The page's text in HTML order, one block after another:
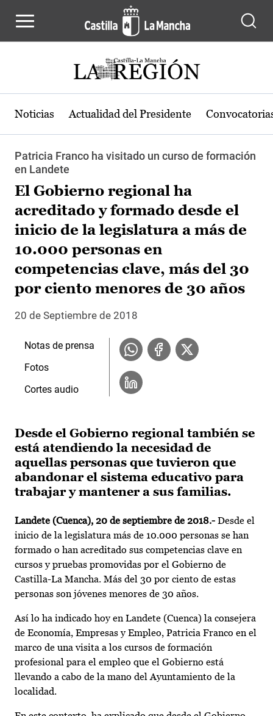
Noticias Actualidad del Presidente
Patricia Franco ha visitado un curso de formación
en Landete
El Gobierno regional ha
acreditado y formado desde el
inicio de la legislatura a más de
10.000 personas en
competencias clave, más del 30
por ciento menores de 30 años
20 de Septiembre de 2018
Desde el Gobierno regional también se
está atendiendo la necesidad de
aquellas personas que tuvieron que
abandonar el sistema educativo para
trabajar y mantener a sus familias.
Landete (Cuenca), 20 de septiembre de 2018.- Desde el
inicio de la legislatura más de 10.000 personas se han
formado o han acreditado sus competencias clave en
cursos y pruebas promovidas por el Gobierno de
Castilla-La Mancha. Más del 30 por ciento de estas
personas son jóvenes menores de 30 años.
Así lo ha indicado hoy en Landete (Cuenca) la consejera
de Economía, Empresas y Empleo, Patricia Franco en el
marco de una visita a los cursos de formación
profesional para el empleo que el Gobierno está
llevando a cabo de la mano del Ayuntamiento de la
localidad.
Notas de prensa
Fotos
Cortes audio